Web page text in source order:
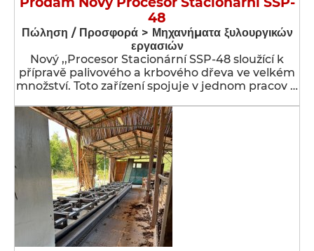
48
Πώληση / Προσφορά > Μηχανήματα ξυλουργικών
εργασιών
Nový ,,Procesor Stacionární SSP-48 sloužící k
přípravě palivového a krbového dřeva ve velkém
množství. Toto zařízení spojuje v jednom pracov …